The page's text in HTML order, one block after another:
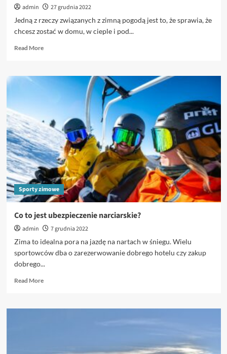
admin
27 grudnia 2022
Jedną z rzeczy związanych z zimną pogodą jest to, że sprawia, że
chcesz zostać w domu, w cieple i pod...
Read MoreRead
Korzyści
zimie
Sporty zimowe
Co to jest ubezpieczenie narciarskie?
admin
7 grudnia 2022
Zima to idealna pora na jazdę na nartach w śniegu. Wielu
sportowców dba o zarezerwowanie dobrego hotelu czy zakup
dobrego...
Read MoreRead
Co